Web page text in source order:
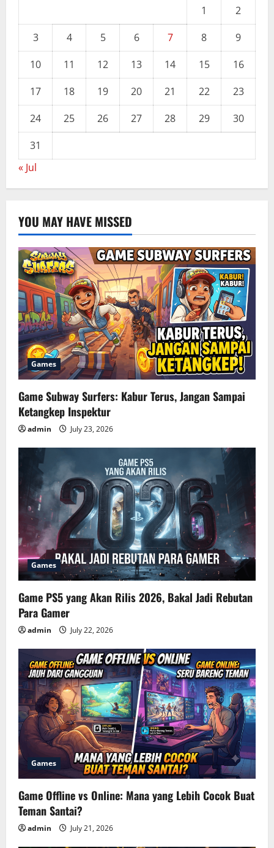
1
2
3
4 5 6 7 8
9
10
11 12 13 14 15
16
17
18 19 20 21 22
23
24
25 26 27 28 29
30
31
« Jul
YOU MAY HAVE MISSED
Games
Game Subway Surfers: Kabur Terus, Jangan Sampai
Ketangkep Inspektur
admin July 23, 2026
Games
Game PS5 yang Akan Rilis 2026, Bakal Jadi Rebutan
Para Gamer
admin July 22, 2026
Games
Game Offline vs Online: Mana yang Lebih Cocok Buat
Teman Santai?
admin July 21, 2026